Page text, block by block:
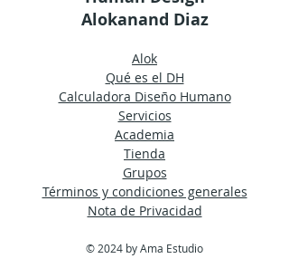
Alokanand Diaz
Alok
Qué es el DH
Calculadora Diseño Humano
Servicios
Academia
Tienda
Grupos
Términos y condiciones generales
Nota de Privacidad
© 2024 by Ama Estudio